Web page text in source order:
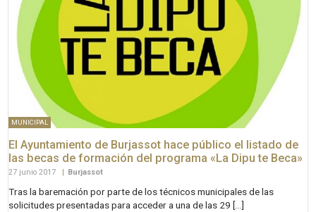
MUNICIPAL
El Ayuntamiento de Burjassot hace público el listado de
las becas de formación del programa «La Dipu te Beca»
27 junio 2017 Burjassot
Tras la baremación por parte de los técnicos municipales de las
solicitudes presentadas para acceder a una de las 29 […]